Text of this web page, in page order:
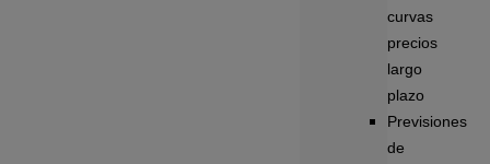
curvas
precios
largo
plazo
Previsiones
de